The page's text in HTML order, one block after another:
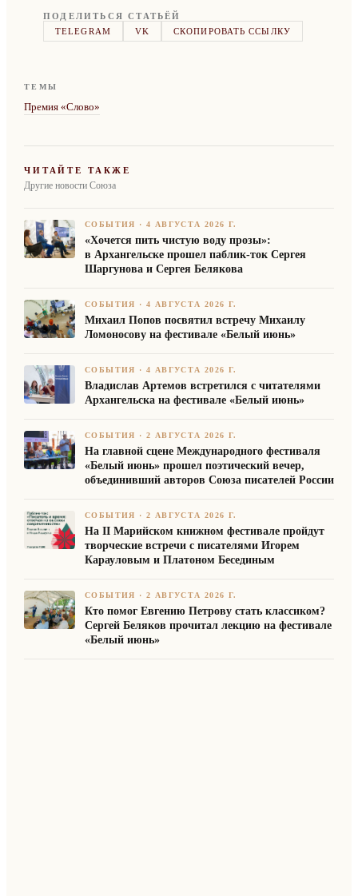
ПОДЕЛИТЬСЯ СТАТЬЁЙ
TELEGRAM
VK СКОПИРОВАТЬ ССЫЛКУ
ТЕМЫ
Премия «Слово»
ЧИТАЙТЕ ТАКЖЕ
Другие новости Союза
СОБЫТИЯ ·4 АВГУСТА 2026 Г.
«Хочется пить чистую воду прозы»:
в Архангельске прошел паблик-ток Сергея
Шаргунова и Сергея Белякова
СОБЫТИЯ ·4 АВГУСТА 2026 Г.
Михаил Попов посвятил встречу Михаилу
Ломоносову на фестивале «Белый июнь»
СОБЫТИЯ ·4 АВГУСТА 2026 Г.
Владислав Артемов встретился с читателями
Архангельска на фестивале «Белый июнь»
СОБЫТИЯ ·2 АВГУСТА 2026 Г.
На главной сцене Международного фестиваля
«Белый июнь» прошел поэтический вечер,
объединивший авторов Союза писателей России
СОБЫТИЯ ·2 АВГУСТА 2026 Г.
На II Марийском книжном фестивале пройдут
творческие встречи с писателями Игорем
Карауловым и Платоном Бесединым
СОБЫТИЯ ·2 АВГУСТА 2026 Г.
Кто помог Евгению Петрову стать классиком?
Сергей Беляков прочитал лекцию на фестивале
«Белый июнь»